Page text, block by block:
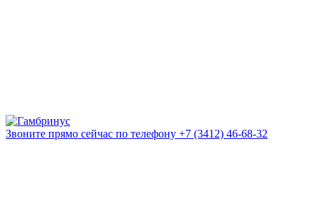
Звоните прямо сейчас по телефону +7 (3412) 46-68-32